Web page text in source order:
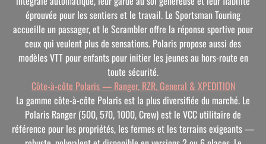
éprouvée pour les sentiers et le travail. Le Sportsman Touring
accueille un passager, et le Scrambler offre la réponse sportive pour
ceux qui veulent plus de sensations. Polaris propose aussi des
modèles VTT pour enfants pour initier les jeunes au hors-route en
toute sécurité.
Côte-à-côte Polaris — Ranger, RZR, General & XPEDITION
La gamme côte-à-côte Polaris est la plus diversifiée du marché. Le
Polaris Ranger (500, 570, 1000, Crew) est le VCC utilitaire de
référence pour les propriétés, les fermes et les terrains exigeants —